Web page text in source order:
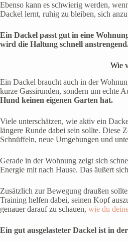
Ebenso kann es schwierig werden,
Dackel lernt, ruhig zu bleiben, sich
Ein Dackel passt gut in eine
wird die Haltung schnell
Wie
Ein Dackel braucht auch in der
kurze Gassirunden, sondern um echte
Hund keinen eigenen Garten hat.
Viele unterschätzen, wie aktiv ein
längere Runde dabei sein sollte. Diese
Schnüffeln, neue Umgebungen und
Gerade in der Wohnung zeigt sich
Energie mit nach Hause. Das äußert
Zusätzlich zur Bewegung draußen
Training helfen dabei, seinen Kopf
genauer darauf zu schauen, wie du
Ein gut ausgelasteter Dackel ist in